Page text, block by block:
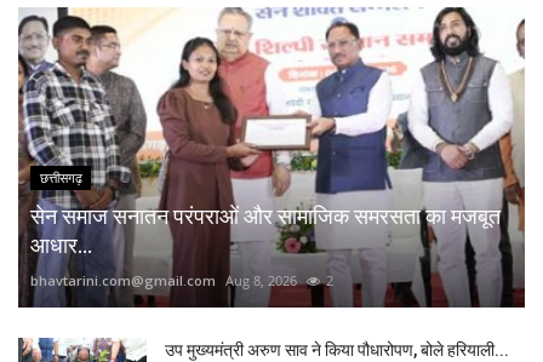
छत्तीसगढ़
सेन समाज सनातन परंपराओं और सामाजिक समरसता का मजबूत
आधार...
bhavtarini.com@gmail.com Aug 8, 2026 2
उप मुख्यमंत्री अरुण साव ने किया पौधारोपण, बोले हरियाली...